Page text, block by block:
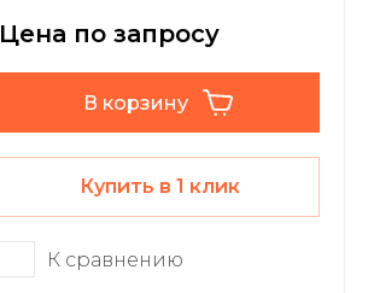
Цена по запросу
В корзину
Купить в 1 клик
К сравнению